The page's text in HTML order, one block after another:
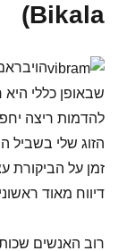
Bikala)
שבאופן כללי
להדמות ריצה
הזוג שלי בשביל
דיווח מאוד
רוב האנשים